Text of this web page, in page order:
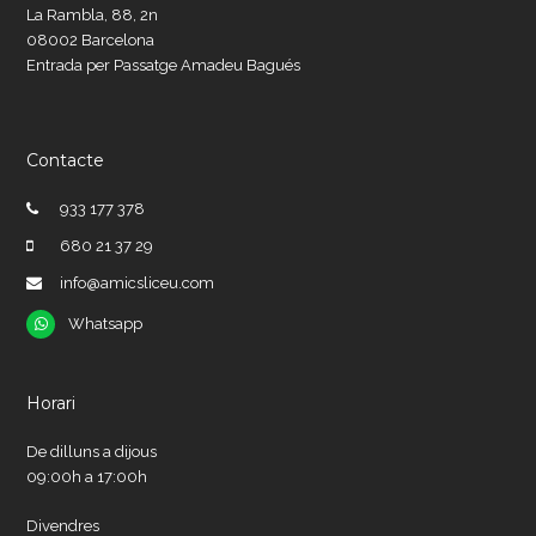
La Rambla, 88, 2n
08002 Barcelona
Entrada per Passatge Amadeu Bagués
Contacte
933 177 378
680 21 37 29
info@amicsliceu.com
Whatsapp
Whatsapp
Horari
De dilluns a dijous
09:00h a 17:00h
Divendres